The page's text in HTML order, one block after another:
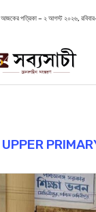
আজকের পত্রিকা – ২ আগস্ট ২০২৬,
UPPER